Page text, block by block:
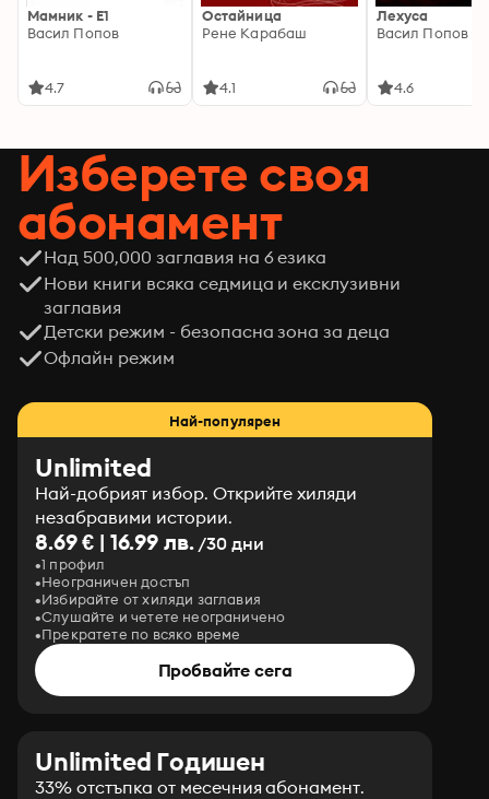
Мамник - E1
Васил Попов
4.7
Остайница
Рене Карабаш
4.1
Лехуса
Васил Попов
4.6
Изберете своя
абонамент
Над 500,000 заглавия на 6 езика
Нови книги всяка седмица и ексклузивни
заглавия
Детски режим - безопасна зона за деца
Офлайн режим
Най-популярен
Unlimited
Най-добрият избор. Открийте хиляди
незабравими истории.
8.69 € | 16.99 лв./30 дни
1 профил
Неограничен достъп
Избирайте от хиляди заглавия
Слушайте и четете неограничено
Прекратете по всяко време
Пробвайте сега
Unlimited Годишен
33% отстъпка от месечния абонамент.